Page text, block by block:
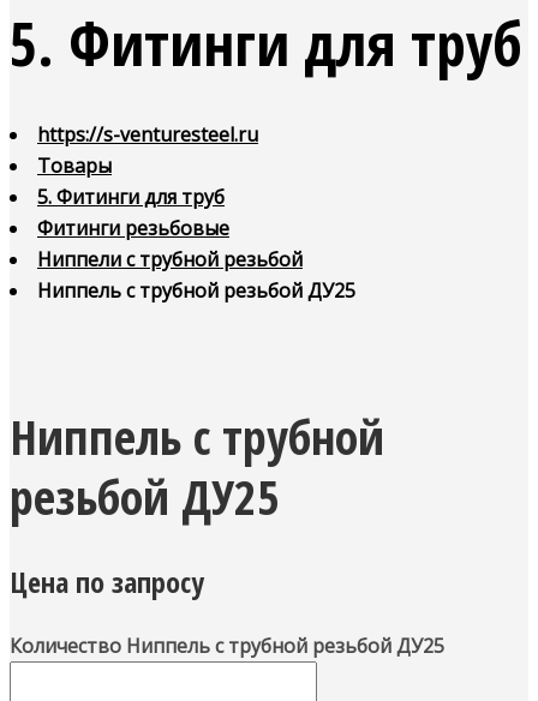
5. Фитинги для труб
https://s-venturesteel.ru
Товары
5. Фитинги для труб
Фитинги резьбовые
Ниппели с трубной резьбой
Ниппель с трубной резьбой ДУ25
Ниппель с трубной
резьбой ДУ25
Цена по запросу
Количество Ниппель с трубной резьбой ДУ25